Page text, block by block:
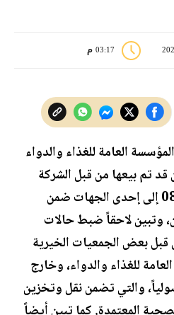
03:17 م
العامة للغذاء والدواء
تم بيعها من قبل الشركة
الصانعة خلال شهر 08/2024 إلى إحدى الجهات ضمن
وتبين لاحقاً ضبط حالات
قبل بعض الجمعيات الخيرية
للغذاء والدواء، وخارج
والتي تضمن نقل وتخزين